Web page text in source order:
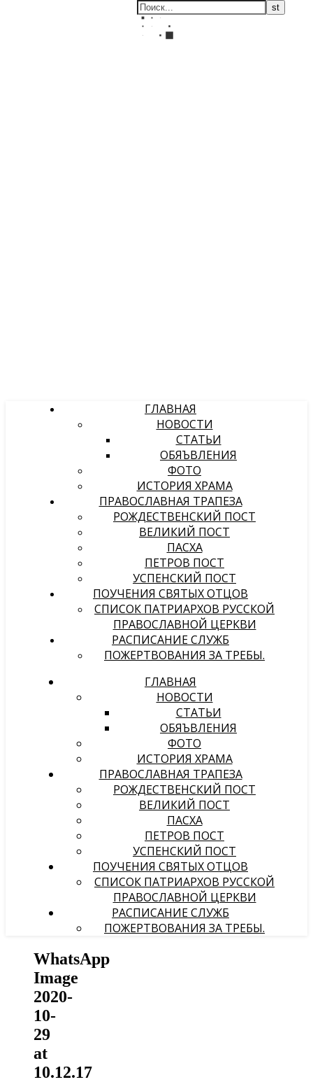
ГЛАВНАЯ
НОВОСТИ
СТАТЬИ
ОБЯЪВЛЕНИЯ
ФОТО
ИСТОРИЯ ХРАМА
ПРАВОСЛАВНАЯ ТРАПЕЗА
РОЖДЕСТВЕНСКИЙ ПОСТ
ВЕЛИКИЙ ПОСТ
ПАСХА
ПЕТРОВ ПОСТ
УСПЕНСКИЙ ПОСТ
ПОУЧЕНИЯ СВЯТЫХ ОТЦОВ
СПИСОК ПАТРИАРХОВ РУССКОЙ
ПРАВОСЛАВНОЙ ЦЕРКВИ
РАСПИСАНИЕ СЛУЖБ
ПОЖЕРТВОВАНИЯ ЗА ТРЕБЫ.
ГЛАВНАЯ
НОВОСТИ
СТАТЬИ
ОБЯЪВЛЕНИЯ
ФОТО
ИСТОРИЯ ХРАМА
ПРАВОСЛАВНАЯ ТРАПЕЗА
РОЖДЕСТВЕНСКИЙ ПОСТ
ВЕЛИКИЙ ПОСТ
ПАСХА
ПЕТРОВ ПОСТ
УСПЕНСКИЙ ПОСТ
ПОУЧЕНИЯ СВЯТЫХ ОТЦОВ
СПИСОК ПАТРИАРХОВ РУССКОЙ
ПРАВОСЛАВНОЙ ЦЕРКВИ
РАСПИСАНИЕ СЛУЖБ
ПОЖЕРТВОВАНИЯ ЗА ТРЕБЫ.
WhatsApp
Image
2020-
10-
29
at
10.12.17